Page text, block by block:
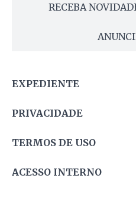
RECEBA
EXPEDIENTE
PRIVACIDADE
TERMOS DE USO
ACESSO INTERNO